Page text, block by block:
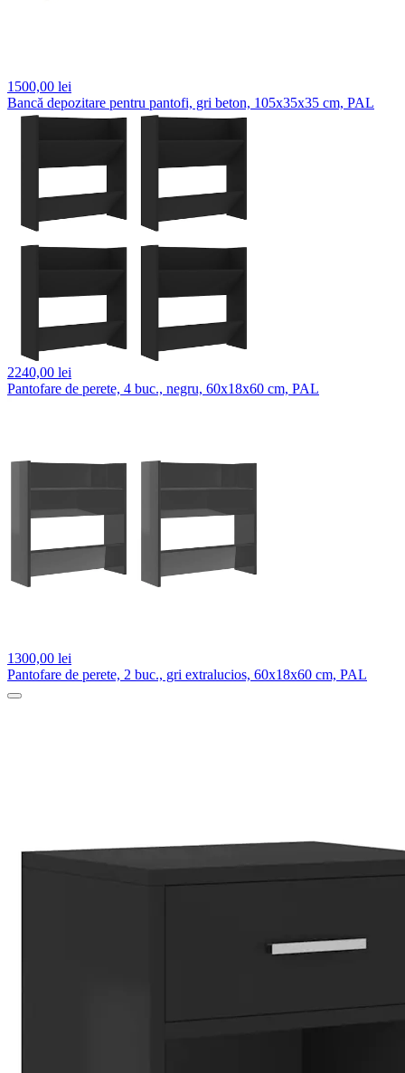
1500,00 lei
Bancă depozitare pentru pantofi, gri beton, 105x35x35 cm, PAL
2240,00 lei
Pantofare de perete, 4 buc., negru, 60x18x60 cm, PAL
1300,00 lei
Pantofare de perete, 2 buc., gri extralucios, 60x18x60 cm, PAL